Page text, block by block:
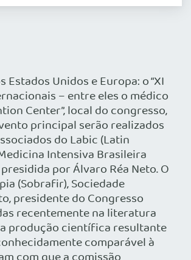
Unidos e Europa: o “XI
– entre eles o médico
Center”, local do congresso,
principal serão realizados
do Labic (Latin
Intensiva Brasileira
por Álvaro Réa Neto. O
(Sobrafir), Sociedade
presidente do Congresso
recentemente na literatura
produção científica resultante
comparável à